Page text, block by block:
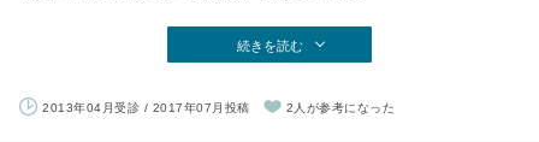
続きを読む
2013年04月受診 / 2017年07月投稿 2人が参考になった